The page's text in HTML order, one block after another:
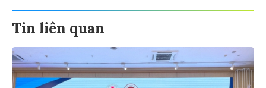
Tin liên quan